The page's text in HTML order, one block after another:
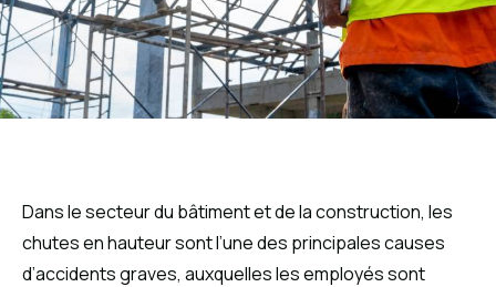
Dans le secteur du bâtiment et de la construction, les
chutes en hauteur sont l’une des principales causes
d’accidents graves, auxquelles les employés sont